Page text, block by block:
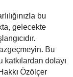
bu
gelecekte
Bu
dolayı
Özölçer